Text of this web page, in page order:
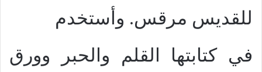
للقديس مرقس. وأستخدم
في كتابتها القلم والحبر وورق